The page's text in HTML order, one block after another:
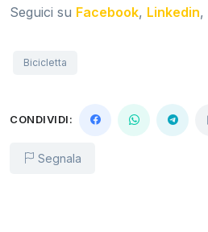
Seguici su Facebook, Linkedin,
Bicicletta
CONDIVIDI:
Segnala